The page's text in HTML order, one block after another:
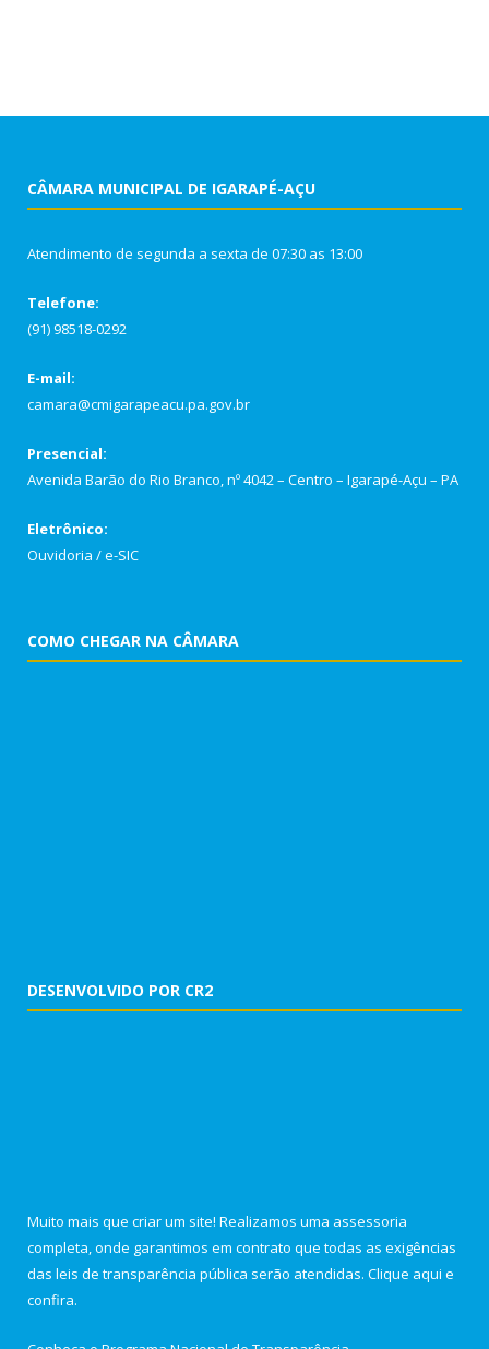
CÂMARA MUNICIPAL DE IGARAPÉ-AÇU
Atendimento de segunda a sexta de 07:30 as 13:00
Telefone:
(91) 98518-0292
E-mail:
camara@cmigarapeacu.pa.gov.br
Presencial:
Avenida Barão do Rio Branco, nº 4042 – Centro – Igarapé-Açu – PA
Eletrônico:
Ouvidoria /e-SIC
COMO CHEGAR NA CÂMARA
DESENVOLVIDO POR CR2
Muito mais que criar um site! Realizamos uma assessoria
completa, onde garantimos em contrato que todas as exigências
das leis de transparência pública serão atendidas. Clique aqui e
confira.